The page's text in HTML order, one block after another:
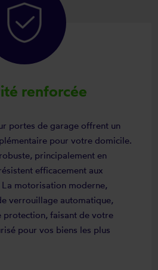
renforcée
portes de garage offrent un
pour votre domicile.
principalement en
efficacement aux
motorisation moderne,
verrouillage automatique,
protection, faisant de votre
pour vos biens les plus